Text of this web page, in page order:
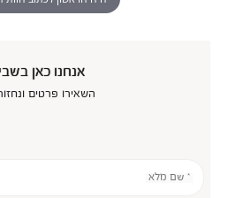
אנחנו כאן
השאירו פרטים
* שם מלא